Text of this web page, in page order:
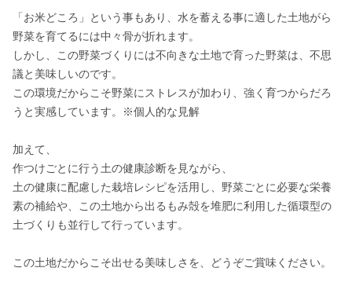
「お米どころ」という事もあり、水を蓄える事に適した土地がら
野菜を育てるには中々骨が折れます。
しかし、この野菜づくりには不向きな土地で育った野菜は、不思
議と美味しいのです。
この環境だからこそ野菜にストレスが加わり、強く育つからだろ
うと実感しています。※個人的な見解
加えて、
作つけごとに行う土の健康診断を見ながら、
土の健康に配慮した栽培レシピを活用し、野菜ごとに必要な栄養
素の補給や、この土地から出るもみ殻を堆肥に利用した循環型の
土づくりも並行して行っています。
この土地だからこそ出せる美味しさを、どうぞご賞味ください。